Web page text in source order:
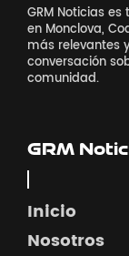
GRM Noticias
en Monclova,
más relevantes
conversación
comunidad.
GRM
Inicio
Nosotros